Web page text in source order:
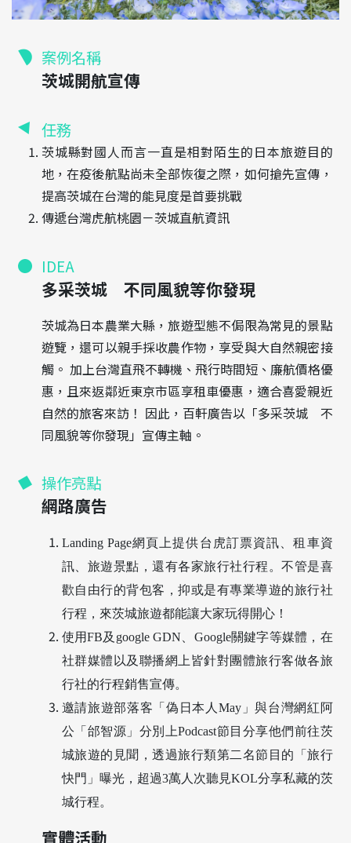
案例名稱
茨城開航宣傳
任務
茨城縣對國人而言一直是相對陌生的日本旅遊目的
地，在疫後航點尚未全部恢復之際，如何搶先宣傳，
提高茨城在台灣的能見度是首要挑戰
傳遞台灣虎航桃園－茨城直航資訊
IDEA
多采茨城 不同風貌等你發現
茨城為日本農業大縣，旅遊型態不侷限為常見的景點
遊覽，還可以親手採收農作物，享受與大自然親密接
觸。 加上台灣直飛不轉機、飛行時間短、廉航價格優
惠，且來返鄰近東京市區享租車優惠，適合喜愛親近
自然的旅客來訪！ 因此，百軒廣告以「多采茨城 不
同風貌等你發現」宣傳主軸。
操作亮點
網路廣告
Landing Page網頁上提供台虎訂票資訊、租車資
訊、旅遊景點，還有各家旅行社行程。不管是喜
歡自由行的背包客，抑或是有專業導遊的旅行社
行程，來茨城旅遊都能讓大家玩得開心！
使用FB及google GDN、Google關鍵字等媒體，在
社群媒體以及聯播網上皆針對團體旅行客做各旅
行社的行程銷售宣傳。
邀請旅遊部落客「偽日本人May」與台灣網紅阿
公「邰智源」分別上Podcast節目分享他們前往茨
城旅遊的見聞，透過旅行類第二名節目的「旅行
快門」曝光，超過3萬人次聽見KOL分享私藏的茨
城行程。
實體活動